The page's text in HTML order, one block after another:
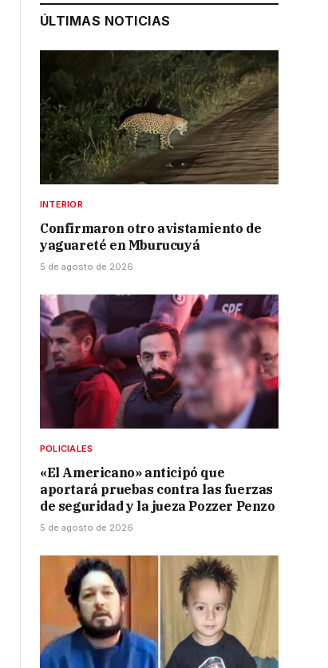
ÚLTIMAS NOTICIAS
INTERIOR
Confirmaron otro avistamiento de
yaguareté en Mburucuyá
5 de agosto de 2026
POLICIALES
«El Americano» anticipó que
aportará pruebas contra las fuerzas
de seguridad y la jueza Pozzer Penzo
5 de agosto de 2026